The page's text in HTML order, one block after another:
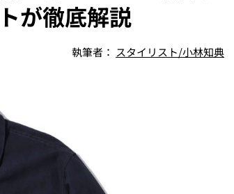
が徹底解説
執筆者： スタイリスト/小林知典